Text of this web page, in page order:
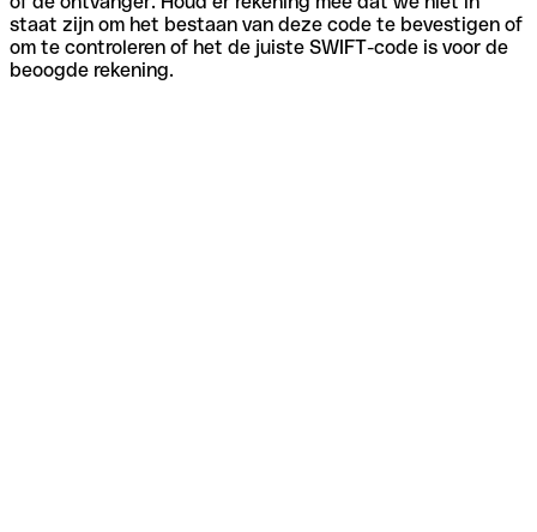
staat zijn om het bestaan van deze code te bevestigen of
om te controleren of het de juiste SWIFT-code is voor de
beoogde rekening.